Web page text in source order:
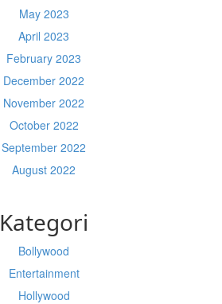
May 2023
April 2023
February 2023
December 2022
November 2022
October 2022
September 2022
August 2022
Kategori
Bollywood
Entertainment
Hollywood